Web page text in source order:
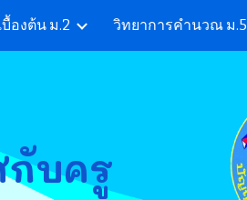
Skip to navigation
องต้น ม.2 วิทยาการคำนวณ ม.5
กับครู